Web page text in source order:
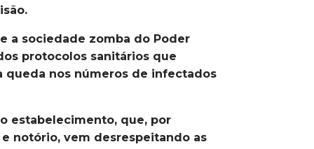
a sociedade zomba do Poder
protocolos sanitários que
queda nos números de infectados
estabelecimento, que, por
notório, vem desrespeitando as